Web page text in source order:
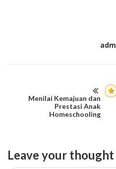
Menilai Kemajuan dan
Prestasi Anak
Homeschooling
Leave your thought